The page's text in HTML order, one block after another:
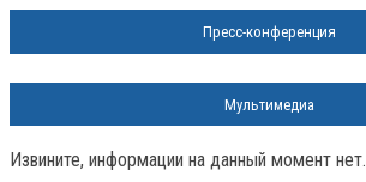
Пресс-конференция
Мультимедиа
Извините, информации на данный момент нет.